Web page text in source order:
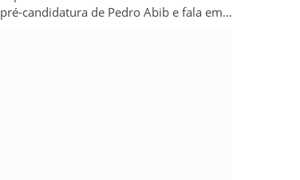
pré-candidatura de Pedro Abib e fala em